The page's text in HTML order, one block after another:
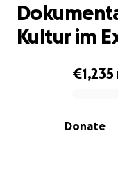
0% complete
€1,235
Donate
Kultur im